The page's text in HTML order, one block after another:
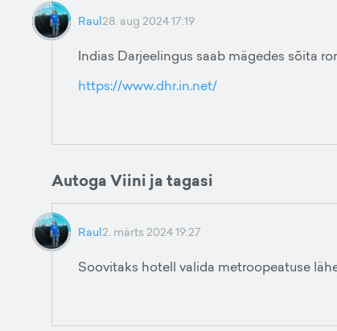
Raul28. aug 2024 17:19
Indias Darjeelingus saab mägedes sõita
https://www.dhr.in.net/
Autoga Viini ja tagasi
Raul2. märts 2024 19:27
Soovitaks hotell valida metroopeatuse